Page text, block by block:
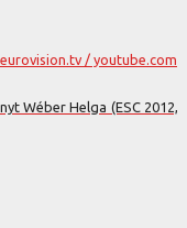
Wéber Helga (ESC 2012,